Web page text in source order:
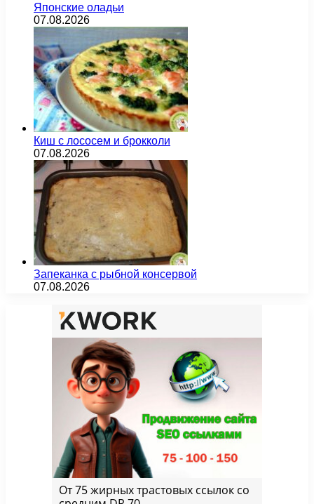
Японские оладьи
07.08.2026
Киш с лососем и брокколи
07.08.2026
Запеканка с рыбной консервой
07.08.2026